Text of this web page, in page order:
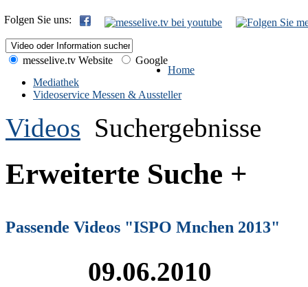
Folgen Sie uns:
messelive.tv Website
Google
Home
Mediathek
Videoservice Messen & Aussteller
Videos Suchergebnisse
Erweiterte Suche +
Passende Videos "ISPO Mnchen 2013"
09.06.2010